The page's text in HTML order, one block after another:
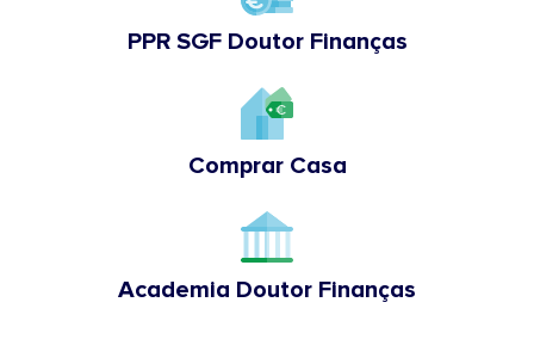
PPR SGF Doutor Finanças
Comprar Casa
Academia Doutor Finanças